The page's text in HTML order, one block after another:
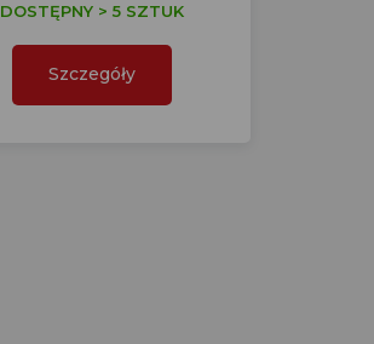
DOSTĘPNY > 5 SZTUK
Szczegóły